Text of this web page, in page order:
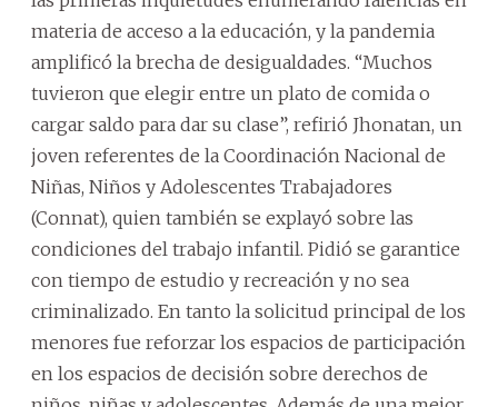
materia de acceso a la educación, y la pandemia
amplificó la brecha de desigualdades. “Muchos
tuvieron que elegir entre un plato de comida o
cargar saldo para dar su clase”, refirió Jhonatan, un
joven referentes de la Coordinación Nacional de
Niñas, Niños y Adolescentes Trabajadores
(Connat), quien también se explayó sobre las
condiciones del trabajo infantil. Pidió se garantice
con tiempo de estudio y recreación y no sea
criminalizado. En tanto la solicitud principal de los
menores fue reforzar los espacios de participación
en los espacios de decisión sobre derechos de